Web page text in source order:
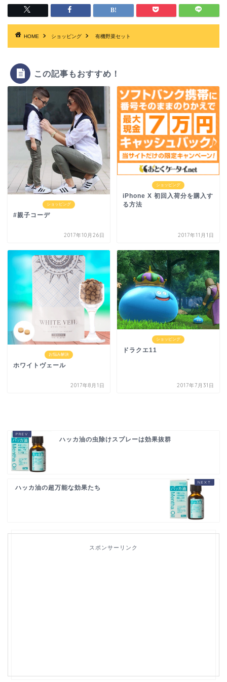
HOME ショッピング 有機野菜セット
この記事もおすすめ！
ショッピング
#親子コーデ
2017年10月26日
ショッピング
iPhone X 初回入荷分を購入す
る方法
2017年11月1日
お悩み解決
ホワイトヴェール
2017年8月1日
ショッピング
ドラクエ11
2017年7月31日
ハッカ油の虫除けスプレーは効果抜群
ハッカ油の超万能な効果たち
スポンサーリンク